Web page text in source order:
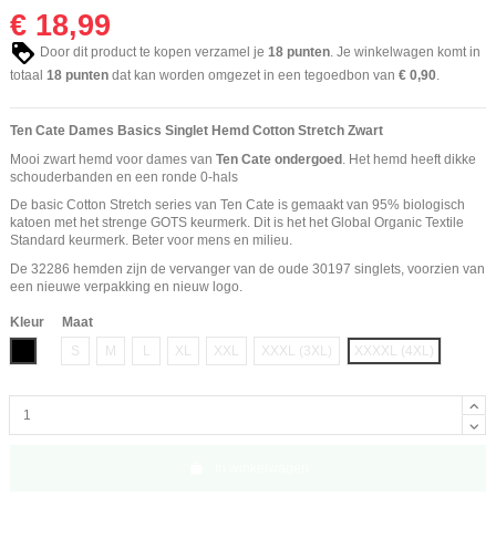
€ 18,99
Door dit product te kopen verzamel je 18 punten . Je winkelwagen komt in
totaal 18 punten dat kan worden omgezet in een tegoedbon van € 0,90
Ten Cate Dames Basics Singlet Hemd Cotton Stretch Zwart
Mooi zwart hemd voor dames van Ten Cate ondergoed . Het hemd heeft dikke
schouderbanden en een ronde 0-hals
De basic Cotton Stretch series van Ten Cate is gemaakt van 95% biologisch
katoen met het strenge GOTS keurmerk. Dit is het het Global Organic Textile
Standard keurmerk. Beter voor mens en milieu.
De 32286 hemden zijn de vervanger van de oude 30197 singlets, voorzien van
een nieuwe verpakking en nieuw logo.
Kleur
Maat
S
M L XL XXL XXXL (3XL) XXXXL (4XL)